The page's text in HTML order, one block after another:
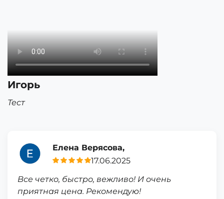
Игорь
Тест
Елена Верясова,
17.06.2025
Все четко, быстро, вежливо! И очень
приятная цена. Рекомендую!